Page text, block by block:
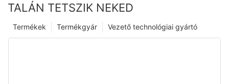
TALÁN TETSZIK NEKED
Vezető technológiai gyártó
Termékgyár
Termékek